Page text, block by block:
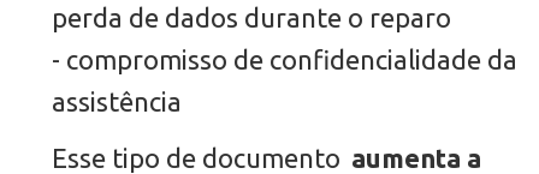
perda de dados durante o reparo
- compromisso de confidencialidade da
assistência
Esse tipo de documento aumenta a